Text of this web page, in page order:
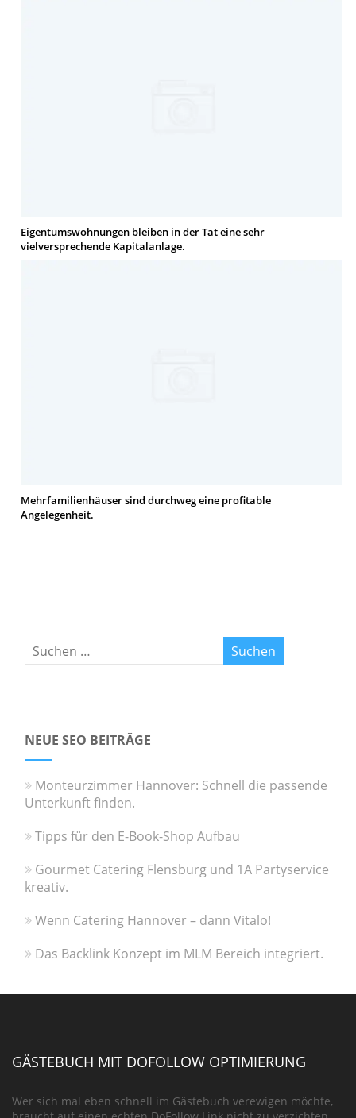
Eigentumswohnungen bleiben in der Tat eine sehr
vielversprechende Kapitalanlage.
Mehrfamilienhäuser sind durchweg eine profitable
Angelegenheit.
NEUE SEO BEITRÄGE
Monteurzimmer Hannover: Schnell die passende
Unterkunft finden.
Tipps für den E-Book-Shop Aufbau
Gourmet Catering Flensburg und 1A Partyservice
kreativ.
Wenn Catering Hannover – dann Vitalo!
Das Backlink Konzept im MLM Bereich integriert.
GÄSTEBUCH MIT DOFOLLOW OPTIMIERUNG
Wer sich mal eben schnell im Gästebuch verewigen möchte,